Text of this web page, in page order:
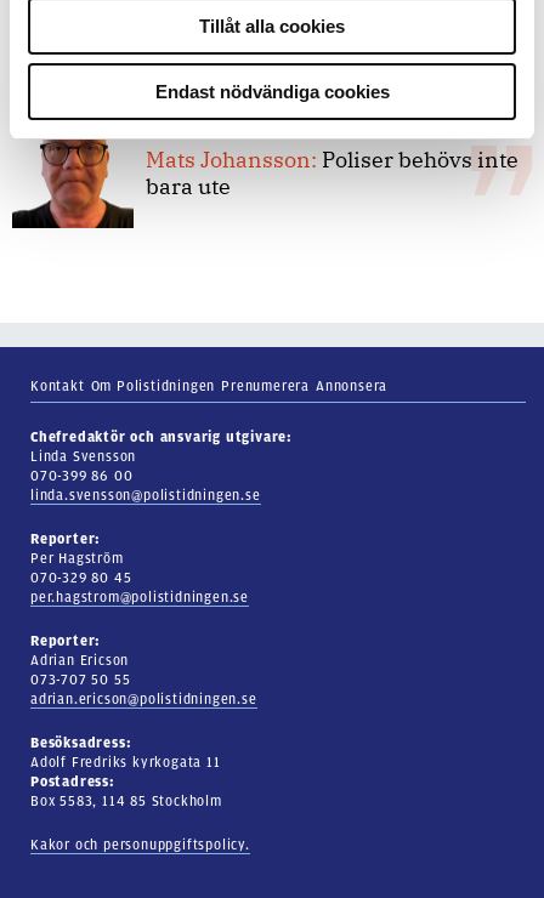
Tillåt alla cookies
Endast nödvändiga cookies
Debatt:Med för höga krav på evidens
kan polisen inte göra något alls
Mats Johansson: Poliser behövs inte
bara ute
Kontakt Om Polistidningen Prenumerera Annonsera
Chefredaktör och ansvarig utgivare:
Linda Svensson
070-399 86 00
linda.svensson@polistidningen.se
Reporter:
Per Hagström
070-329 80 45
per.hagstrom@polistidningen.se
Reporter:
Adrian Ericson
073-707 50 55
adrian.ericson@polistidningen.se
Besöksadress:
Adolf Fredriks kyrkogata 11
Postadress:
Box 5583, 114 85 Stockholm
Kakor och personuppgiftspolicy.